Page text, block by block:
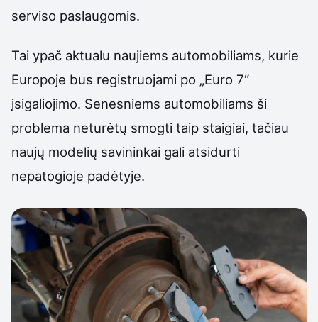
serviso paslaugomis.
Tai ypač aktualu naujiems automobiliams, kurie
Europoje bus registruojami po „Euro 7“
įsigaliojimo. Senesniems automobiliams ši
problema neturėtų smogti taip staigiai, tačiau
naujų modelių savininkai gali atsidurti
nepatogioje padėtyje.